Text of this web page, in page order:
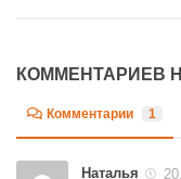
КОММЕНТАРИЕВ
Комментарии 1
Наталья